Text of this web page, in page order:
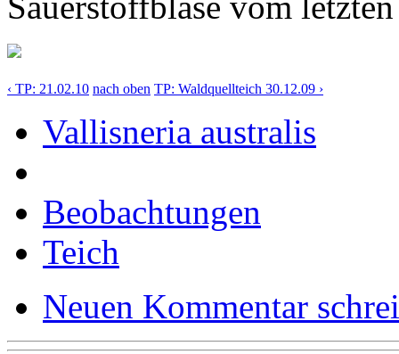
‹ TP: 21.02.10 nach oben TP: Waldquellteich 30.12.09 ›
Vallisneria australis
Beobachtungen
Teich
Neuen Kommentar